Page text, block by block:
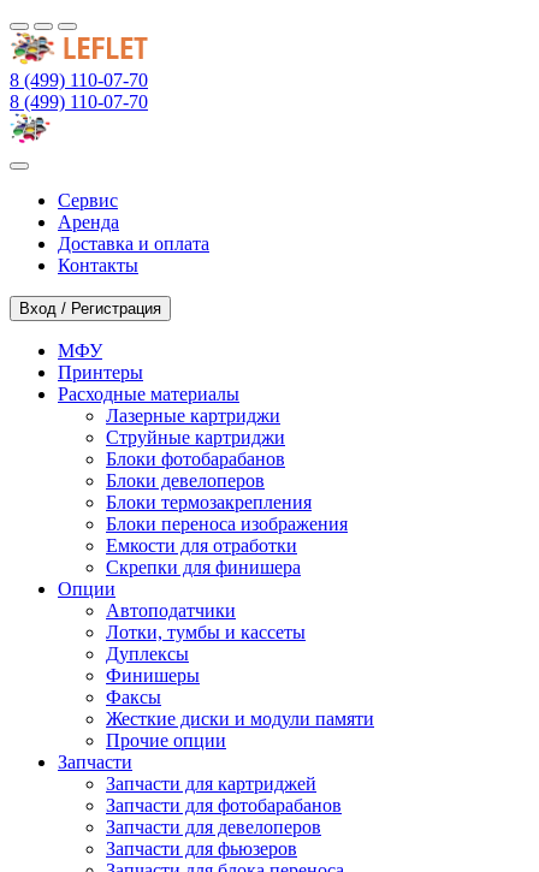
8 (499) 110-07-70
8 (499) 110-07-70
Сервис
Аренда
Доставка и оплата
Контакты
Вход / Регистрация
МФУ
Принтеры
Расходные материалы
Лазерные картриджи
Струйные картриджи
Блоки фотобарабанов
Блоки девелоперов
Блоки термозакрепления
Блоки переноса изображения
Емкости для отработки
Скрепки для финишера
Опции
Автоподатчики
Лотки, тумбы и кассеты
Дуплексы
Финишеры
Факсы
Жесткие диски и модули памяти
Прочие опции
Запчасти
Запчасти для картриджей
Запчасти для фотобарабанов
Запчасти для девелоперов
Запчасти для фьюзеров